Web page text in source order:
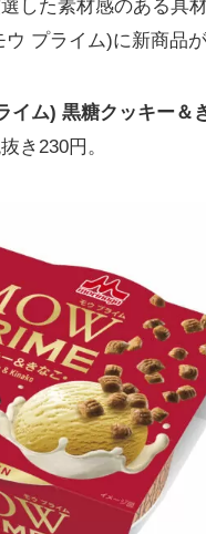
した素材感のある具
プライム)に新商品が
イム) 黒糖クッキー＆
き230円。